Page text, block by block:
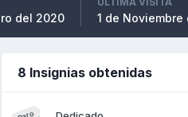
del 2020 1 de Noviembre
8 Insignias obtenidas